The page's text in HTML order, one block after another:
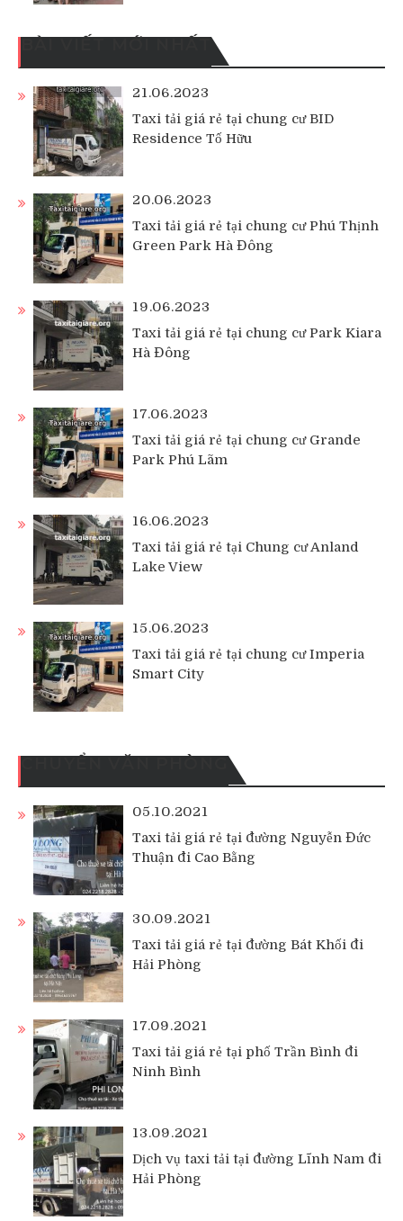
BÀI VIẾT MỚI NHẤT
21.06.2023
Taxi tải giá rẻ tại chung cư BID
Residence Tố Hữu
20.06.2023
Taxi tải giá rẻ tại chung cư Phú Thịnh
Green Park Hà Đông
19.06.2023
Taxi tải giá rẻ tại chung cư Park Kiara
Hà Đông
17.06.2023
Taxi tải giá rẻ tại chung cư Grande
Park Phú Lãm
16.06.2023
Taxi tải giá rẻ tại Chung cư Anland
Lake View
15.06.2023
Taxi tải giá rẻ tại chung cư Imperia
Smart City
05.10.2021
Taxi tải giá rẻ tại đường Nguyễn Đức
Thuận đi Cao Bằng
30.09.2021
Taxi tải giá rẻ tại đường Bát Khối đi
Hải Phòng
17.09.2021
Taxi tải giá rẻ tại phố Trần Bình đi
Ninh Bình
13.09.2021
Dịch vụ taxi tải tại đường Lĩnh Nam đi
Hải Phòng